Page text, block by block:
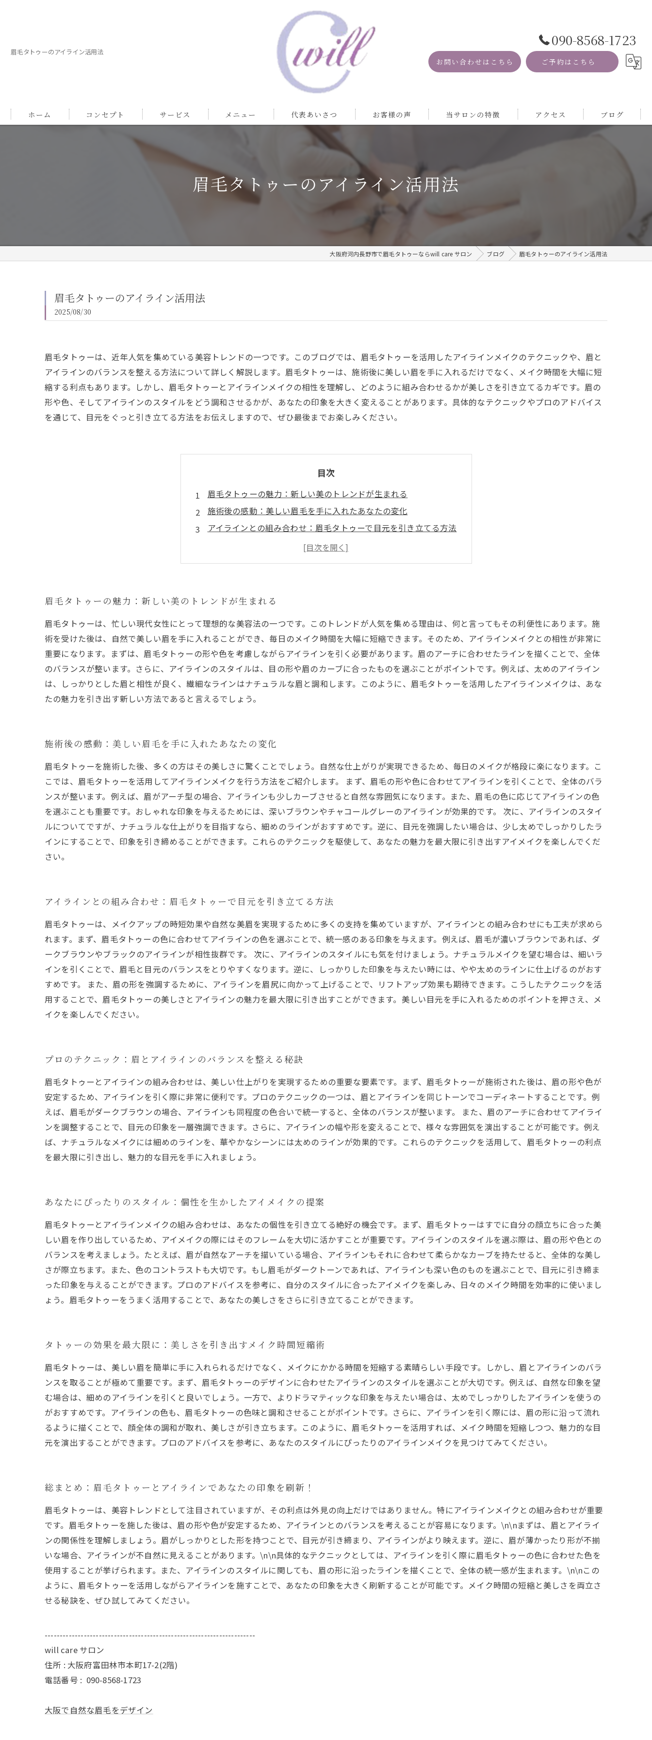
眉毛タトゥーのアイライン活用法
090-8568-1723
お問い合わせはこちら ご予約はこちら
ホーム コンセプト サービス メニュー 代表あいさつ お客様の声 当サロンの特徴
MRI
自然
サロン
アクセス ブログ
眉毛タトゥーのアイライン活用法
大阪府河内長野市で眉毛タトゥーならwill care サロン ブログ 眉毛タトゥーのアイライン活用法
眉毛タトゥーのアイライン活用法
2025/08/30
眉毛タトゥーは、近年人気を集めている美容トレンドの一つです。このブログでは、眉毛タトゥーを活用したアイラインメイクのテクニックや、眉と
アイラインのバランスを整える方法について詳しく解説します。眉毛タトゥーは、施術後に美しい眉を手に入れるだけでなく、メイク時間を大幅に短
縮する利点もあります。しかし、眉毛タトゥーとアイラインメイクの相性を理解し、どのように組み合わせるかが美しさを引き立てるカギです。眉の
形や色、そしてアイラインのスタイルをどう調和させるかが、あなたの印象を大きく変えることがあります。具体的なテクニックやプロのアドバイス
を通じて、目元をぐっと引き立てる方法をお伝えしますので、ぜひ最後までお楽しみください。
目次
眉毛タトゥーの魅力：新しい美のトレンドが生まれる
施術後の感動：美しい眉毛を手に入れたあなたの変化
アイラインとの組み合わせ：眉毛タトゥーで目元を引き立てる方法
プロのテクニック：眉とアイラインのバランスを整える秘訣
あなたにぴったりのスタイル：個性を生かしたアイメイクの提案
総まとめ：眉毛タトゥーとアイラインであなたの印象を刷新！
眉毛タトゥーの魅力：新しい美のトレンドが生まれる
眉毛タトゥーは、忙しい現代女性にとって理想的な美容法の一つです。このトレンドが人気を集める理由は、何と言ってもその利便性にあります。施
術を受けた後は、自然で美しい眉を手に入れることができ、毎日のメイク時間を大幅に短縮できます。そのため、アイラインメイクとの相性が非常に
重要になります。まずは、眉毛タトゥーの形や色を考慮しながらアイラインを引く必要があります。眉のアーチに合わせたラインを描くことで、全体
のバランスが整います。さらに、アイラインのスタイルは、目の形や眉のカーブに合ったものを選ぶことがポイントです。例えば、太めのアイライン
は、しっかりとした眉と相性が良く、繊細なラインはナチュラルな眉と調和します。このように、眉毛タトゥーを活用したアイラインメイクは、あな
たの魅力を引き出す新しい方法であると言えるでしょう。
施術後の感動：美しい眉毛を手に入れたあなたの変化
眉毛タトゥーを施術した後、多くの方はその美しさに驚くことでしょう。自然な仕上がりが実現できるため、毎日のメイクが格段に楽になります。こ
こでは、眉毛タトゥーを活用してアイラインメイクを行う方法をご紹介します。 まず、眉毛の形や色に合わせてアイラインを引くことで、全体のバラ
ンスが整います。例えば、眉がアーチ型の場合、アイラインも少しカーブさせると自然な雰囲気になります。また、眉毛の色に応じてアイラインの色
を選ぶことも重要です。おしゃれな印象を与えるためには、深いブラウンやチャコールグレーのアイラインが効果的です。 次に、アイラインのスタイ
ルについてですが、ナチュラルな仕上がりを目指すなら、細めのラインがおすすめです。逆に、目元を強調したい場合は、少し太めでしっかりしたラ
インにすることで、印象を引き締めることができます。これらのテクニックを駆使して、あなたの魅力を最大限に引き出すアイメイクを楽しんでくだ
さい。
アイラインとの組み合わせ：眉毛タトゥーで目元を引き立てる方法
眉毛タトゥーは、メイクアップの時短効果や自然な美眉を実現するために多くの支持を集めていますが、アイラインとの組み合わせにも工夫が求めら
れます。まず、眉毛タトゥーの色に合わせてアイラインの色を選ぶことで、統一感のある印象を与えます。例えば、眉毛が濃いブラウンであれば、ダ
ークブラウンやブラックのアイラインが相性抜群です。 次に、アイラインのスタイルにも気を付けましょう。ナチュラルメイクを望む場合は、細いラ
インを引くことで、眉毛と目元のバランスをとりやすくなります。逆に、しっかりした印象を与えたい時には、やや太めのラインに仕上げるのがおす
すめです。 また、眉の形を強調するために、アイラインを眉尻に向かって上げることで、リフトアップ効果も期待できます。こうしたテクニックを活
用することで、眉毛タトゥーの美しさとアイラインの魅力を最大限に引き出すことができます。美しい目元を手に入れるためのポイントを押さえ、メ
イクを楽しんでください。
プロのテクニック：眉とアイラインのバランスを整える秘訣
眉毛タトゥーとアイラインの組み合わせは、美しい仕上がりを実現するための重要な要素です。まず、眉毛タトゥーが施術された後は、眉の形や色が
安定するため、アイラインを引く際に非常に便利です。プロのテクニックの一つは、眉とアイラインを同じトーンでコーディネートすることです。例
えば、眉毛がダークブラウンの場合、アイラインも同程度の色合いで統一すると、全体のバランスが整います。 また、眉のアーチに合わせてアイライ
ンを調整することで、目元の印象を一層強調できます。さらに、アイラインの幅や形を変えることで、様々な雰囲気を演出することが可能です。例え
ば、ナチュラルなメイクには細めのラインを、華やかなシーンには太めのラインが効果的です。これらのテクニックを活用して、眉毛タトゥーの利点
を最大限に引き出し、魅力的な目元を手に入れましょう。
あなたにぴったりのスタイル：個性を生かしたアイメイクの提案
眉毛タトゥーとアイラインメイクの組み合わせは、あなたの個性を引き立てる絶好の機会です。まず、眉毛タトゥーはすでに自分の顔立ちに合った美
しい眉を作り出しているため、アイメイクの際にはそのフレームを大切に活かすことが重要です。アイラインのスタイルを選ぶ際は、眉の形や色との
バランスを考えましょう。たとえば、眉が自然なアーチを描いている場合、アイラインもそれに合わせて柔らかなカーブを持たせると、全体的な美し
さが際立ちます。また、色のコントラストも大切です。もし眉毛がダークトーンであれば、アイラインも深い色のものを選ぶことで、目元に引き締ま
った印象を与えることができます。プロのアドバイスを参考に、自分のスタイルに合ったアイメイクを楽しみ、日々のメイク時間を効率的に使いまし
ょう。眉毛タトゥーをうまく活用することで、あなたの美しさをさらに引き立てることができます。
タトゥーの効果を最大限に：美しさを引き出すメイク時間短縮術
眉毛タトゥーは、美しい眉を簡単に手に入れられるだけでなく、メイクにかかる時間を短縮する素晴らしい手段です。しかし、眉とアイラインのバラ
ンスを取ることが極めて重要です。まず、眉毛タトゥーのデザインに合わせたアイラインのスタイルを選ぶことが大切です。例えば、自然な印象を望
む場合は、細めのアイラインを引くと良いでしょう。一方で、よりドラマティックな印象を与えたい場合は、太めでしっかりしたアイラインを使うの
がおすすめです。アイラインの色も、眉毛タトゥーの色味と調和させることがポイントです。さらに、アイラインを引く際には、眉の形に沿って流れ
るように描くことで、顔全体の調和が取れ、美しさが引き立ちます。このように、眉毛タトゥーを活用すれば、メイク時間を短縮しつつ、魅力的な目
元を演出することができます。プロのアドバイスを参考に、あなたのスタイルにぴったりのアイラインメイクを見つけてみてください。
総まとめ：眉毛タトゥーとアイラインであなたの印象を刷新！
眉毛タトゥーは、美容トレンドとして注目されていますが、その利点は外見の向上だけではありません。特にアイラインメイクとの組み合わせが重要
です。眉毛タトゥーを施した後は、眉の形や色が安定するため、アイラインとのバランスを考えることが容易になります。\n\nまずは、眉とアイライ
ンの関係性を理解しましょう。眉がしっかりとした形を持つことで、目元が引き締まり、アイラインがより映えます。逆に、眉が薄かったり形が不揃
いな場合、アイラインが不自然に見えることがあります。\n\n具体的なテクニックとしては、アイラインを引く際に眉毛タトゥーの色に合わせた色を
使用することが挙げられます。また、アイラインのスタイルに関しても、眉の形に沿ったラインを描くことで、全体の統一感が生まれます。\n\nこの
ように、眉毛タトゥーを活用しながらアイラインを施すことで、あなたの印象を大きく刷新することが可能です。メイク時間の短縮と美しさを両立さ
せる秘訣を、ぜひ試してみてください。
----------------------------------------------------------------------
will care サロン
住所 : 大阪府富田林市本町17-2(2階)
電話番号 : 090-8568-1723
大阪で自然な眉毛をデザイン